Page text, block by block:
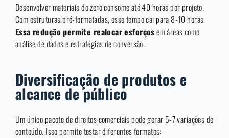
Desenvolver materiais do zero consome até 40 horas por projeto.
Com estruturas pré-formatadas, esse tempo cai para 8-10 horas.
Essa redução permite realocar esforçosem áreas como
análise de dados e estratégias de conversão.
Diversificação de produtos e
alcance de público
Um único pacote de direitos comerciais pode gerar 5-7 variações de
conteúdo. Isso permite testar diferentes formatos: